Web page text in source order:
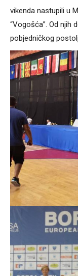
vikenda nastupili u
“Vogošća”. Od njih
pobjedničkog